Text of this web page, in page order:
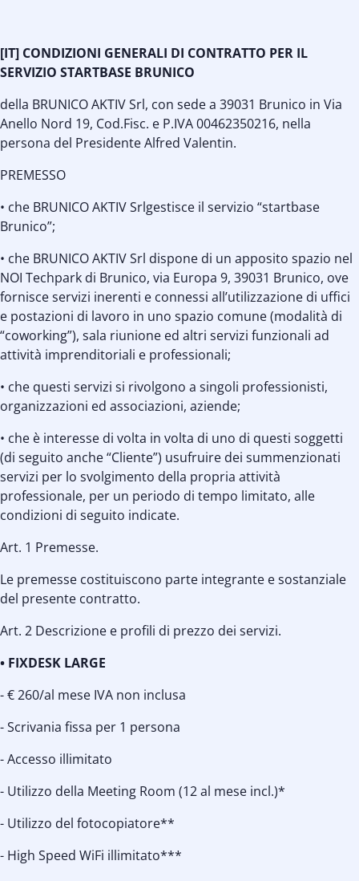
[IT] CONDIZIONI GENERALI DI CONTRATTO PER IL
SERVIZIO STARTBASE BRUNICO
della BRUNICO AKTIV Srl, con sede a 39031 Brunico in Via
Anello Nord 19, Cod.Fisc. e P.IVA 00462350216, nella
persona del Presidente Alfred Valentin.
PREMESSO
• che BRUNICO AKTIV Srlgestisce il servizio “startbase
Brunico”;
• che BRUNICO AKTIV Srl dispone di un apposito spazio nel
NOI Techpark di Brunico, via Europa 9, 39031 Brunico, ove
fornisce servizi inerenti e connessi all’utilizzazione di uffici
e postazioni di lavoro in uno spazio comune (modalità di
“coworking”), sala riunione ed altri servizi funzionali ad
attività imprenditoriali e professionali;
• che questi servizi si rivolgono a singoli professionisti,
organizzazioni ed associazioni, aziende;
• che è interesse di volta in volta di uno di questi soggetti
(di seguito anche “Cliente”) usufruire dei summenzionati
servizi per lo svolgimento della propria attività
professionale, per un periodo di tempo limitato, alle
condizioni di seguito indicate.
Art. 1 Premesse.
Le premesse costituiscono parte integrante e sostanziale
del presente contratto.
Art. 2 Descrizione e profili di prezzo dei servizi.
• FIXDESK LARGE
- € 260/al mese IVA non inclusa
- Scrivania fissa per 1 persona
- Accesso illimitato
- Utilizzo della Meeting Room (12 al mese incl.)*
- Utilizzo del fotocopiatore**
- High Speed WiFi illimitato***